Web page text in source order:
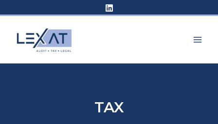
contenido
TAX